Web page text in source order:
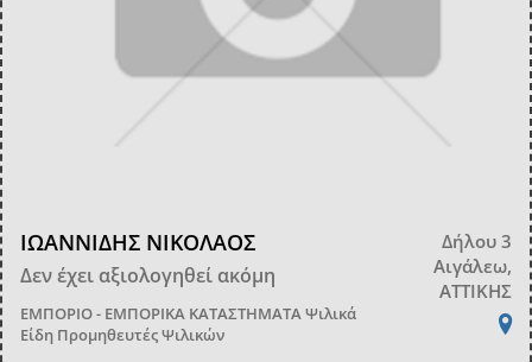
ΙΩΑΝΝΙΔΗΣ ΝΙΚΟΛΑΟΣ
Δεν έχει αξιολογηθεί ακόμη
ΕΜΠΟΡΙΟ - ΕΜΠΟΡΙΚΑ ΚΑΤΑΣΤΗΜΑΤΑ Ψιλικά
Είδη Προμηθευτές Ψιλικών
Δήλου 3
Αιγάλεω,
ΑΤΤΙΚΗΣ